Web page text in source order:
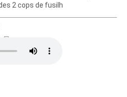
2 cops de fusilh